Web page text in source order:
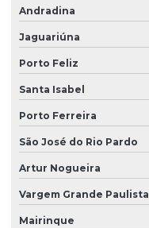
Andradina
Jaguariúna
Porto Feliz
Santa Isabel
Porto Ferreira
São José do Rio Pardo
Artur Nogueira
Vargem Grande Paulista
Mairinque